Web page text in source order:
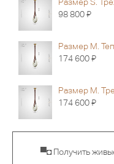
98 800Я
Размер M.
174 600Я
Размер M.
174 600Я
▀◘ Получить